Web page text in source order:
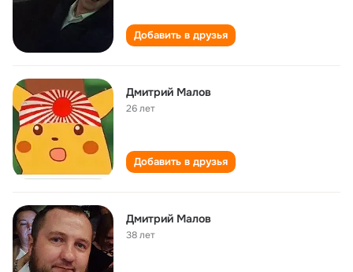
Добавить в друзья
Дмитрий Малов
26 лет
Добавить в друзья
Дмитрий Малов
38 лет